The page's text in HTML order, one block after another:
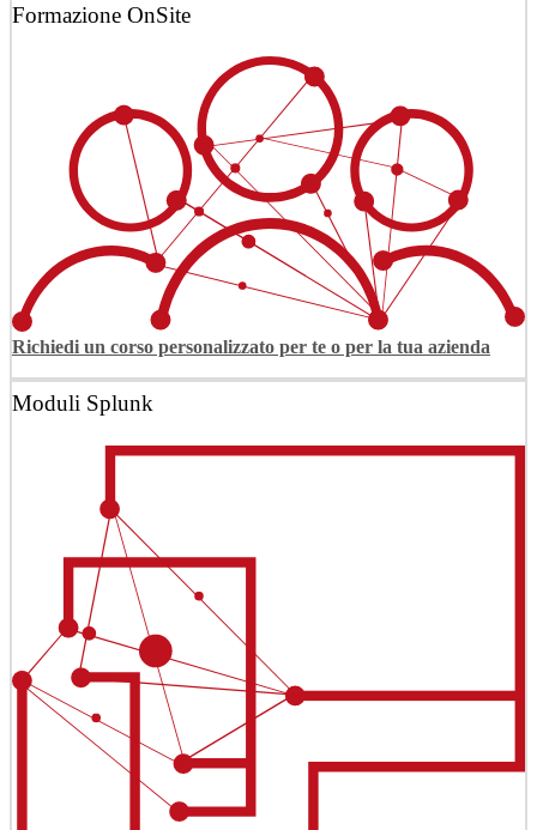
Formazione OnSite
Richiedi un corso personalizzato per te o per la tua azienda
Moduli Splunk